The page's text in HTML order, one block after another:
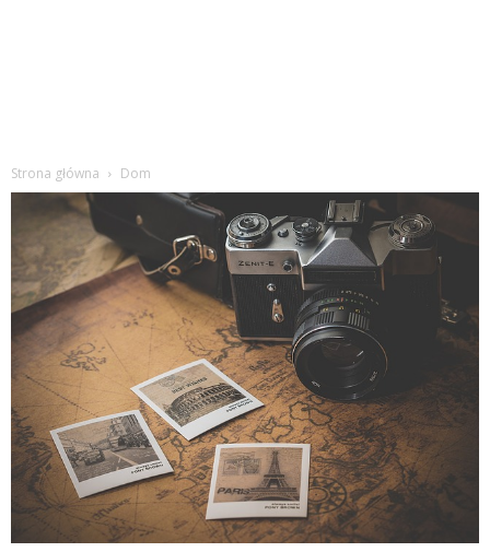
Strona główna Dom